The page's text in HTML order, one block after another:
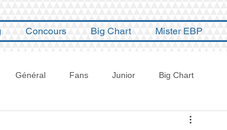
Concours Big Chart Mister EBP
Général Fans Junior Big Chart
Concours 2026